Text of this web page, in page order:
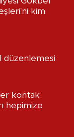
kim
düzenlemesi
kontak
hepimize